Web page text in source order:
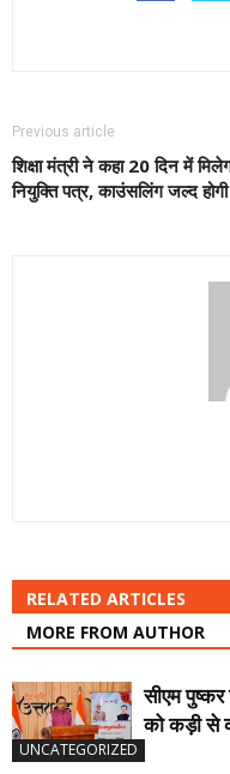
Previous article
शिक्षा मंत्री ने कहा 20 दिन में
नियुक्ति पत्र, काउंसलिंग जल्द होगी
RELATED ARTICLES
MORE FROM AUTHOR
UNCATEGORIZED
सीएम
को कड़ी से